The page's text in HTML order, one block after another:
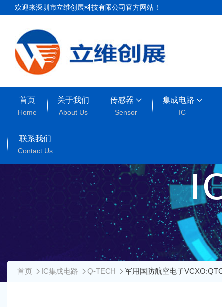
欢迎来深圳市立维创展科技有限公司官方网站！
首页
Home
关于我们
About Us
传感器
Sensor
集成电路
IC
联系我们
Contact Us
首页 IC集成电路 Q-TECH 军用国防航空电子